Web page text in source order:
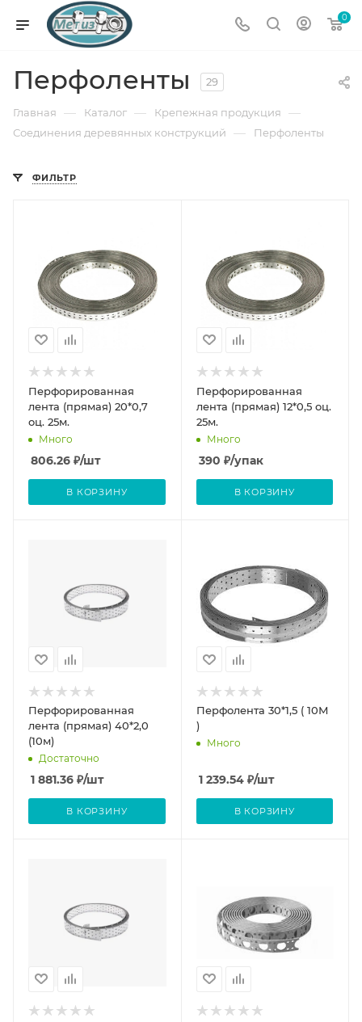
0
Перфоленты 29
Главная — Каталог — Крепежная продукция —
Соединения деревянных конструкций — Перфоленты
ФИЛЬТР
Перфорированная
лента (прямая) 20*0,7
оц. 25м.
Много
806.26 ₽/шт
В КОРЗИНУ
Перфорированная
лента (прямая) 12*0,5 оц.
25м.
Много
390 ₽/упак
В КОРЗИНУ
Перфорированная
лента (прямая) 40*2,0
(10м)
Достаточно
1 881.36 ₽/шт
В КОРЗИНУ
Перфолента 30*1,5 ( 10М
)
Много
1 239.54₽/шт
В КОРЗИНУ